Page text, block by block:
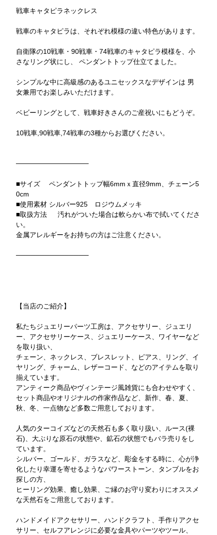
戦車キャタピラネックレス
戦車のキャタピラは、それぞれ模様の違い特色があります。
自衛隊の10戦車・90戦車・74戦車のキャタピラ模様を、小
さなリング状にし、 ペンダントトップ仕立てました。
シンプルな中に高級感のあるユニセックスなデザインは 男
女兼用でお楽しみいただけます。
ベビーリングとして、戦車好きさんのご産祝いにもどうぞ。
10戦車,90戦車,74戦車の3種からお選びください。
───────────────
■サイズ ペンダントトップ幅6mmｘ直径9mm、チェーン5
0cm
■使用素材 シルバー925 ロジウムメッキ
■取扱方法 汚れがついた場合は軟らかい布で拭いてくださ
い。
金属アレルギーをお持ちの方はご注意ください。
───────────────
【当店のご紹介】
私たちジュエリーパーツ工房は、アクセサリー、ジュエリ
ー、アクセサリーケース、ジュエリーケース、ワイヤーなど
を取り扱い、
チェーン、ネックレス、ブレスレット、ピアス、リング、イ
ヤリング、チャーム、レザーコード、などのアイテムを取り
揃えています。
アンティーク商品やヴィンテージ風雑貨にも合わせやすく、
セット商品やオリジナルの作家作品など、新作、春、夏、
秋、冬、一点物など多数ご用意しております。
人気のターコイズなどの天然石も多く取り扱い、ルース(裸
石)、大ぶりな原石の状態や、鉱石の状態でもバラ売りをし
ています。
シルバー、ゴールド、ガラスなど、彫金をする時に、心が浄
化したり幸運を寄せるようなパワーストーン、タンブルをお
探しの方、
ヒーリング効果、癒し効果、ご縁のお守り変わりにオススメ
な天然石をご用意しております。
ハンドメイドアクセサリー、ハンドクラフト、手作りアクセ
サリー、セルフアレンジに必要な金具やパーツやツール、